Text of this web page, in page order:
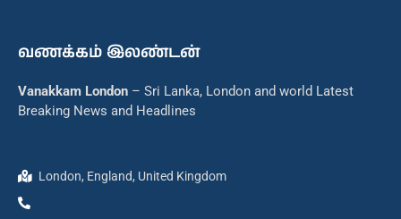
வணக்கம் இலண்டன்
Vanakkam London – Sri Lanka, London and world Latest
Breaking News and Headlines
London, England, United Kingdom